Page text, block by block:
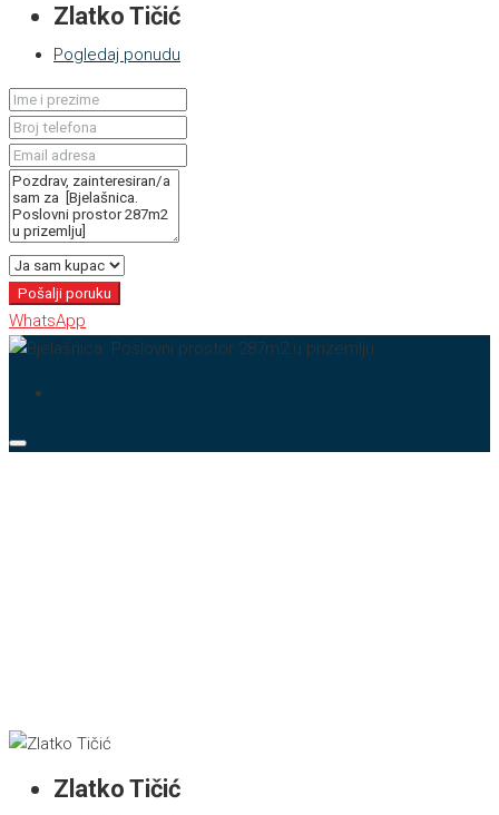
Zlatko Tičić
Pogledaj ponudu
Pošalji poruku
WhatsApp
Zlatko Tičić